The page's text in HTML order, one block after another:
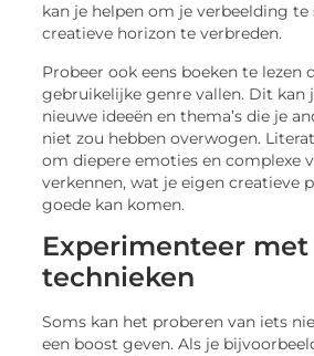
kan je helpen om je verbeelding
creatieve horizon te verbreden.
Probeer ook eens boeken te lezen
gebruikelijke genre vallen. Dit kan
nieuwe ideeën en thema’s die je
niet zou hebben overwogen.
om diepere emoties en complexe
verkennen, wat je eigen creatieve
goede kan komen.
Experimenteer
technieken
Soms kan het proberen van iets
een boost geven. Als je